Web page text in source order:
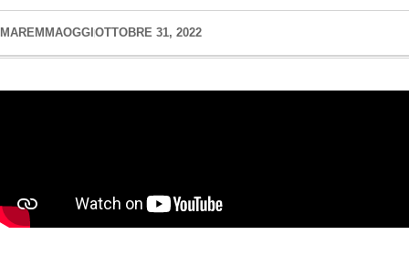
MAREMMAOGGI OTTOBRE 31, 2022